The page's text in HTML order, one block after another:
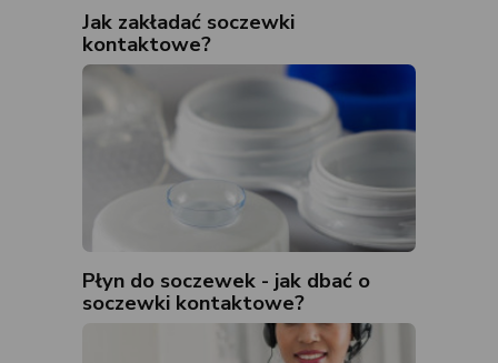
Jak zakładać soczewki
kontaktowe?
Płyn do soczewek - jak dbać o
soczewki kontaktowe?